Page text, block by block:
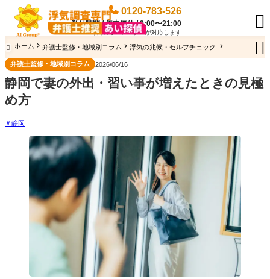
0120-783-526
受付時間 / 年中無休 / 9:00〜21:00
専門のオペレーターが対応します


 ホーム 弁護士監修・地域別コラム 浮気の兆候・セルフチェック
弁護士監修・地域別コラム 2026/06/16
静岡で妻の外出・習い事が増えたときの見極
め方
静岡